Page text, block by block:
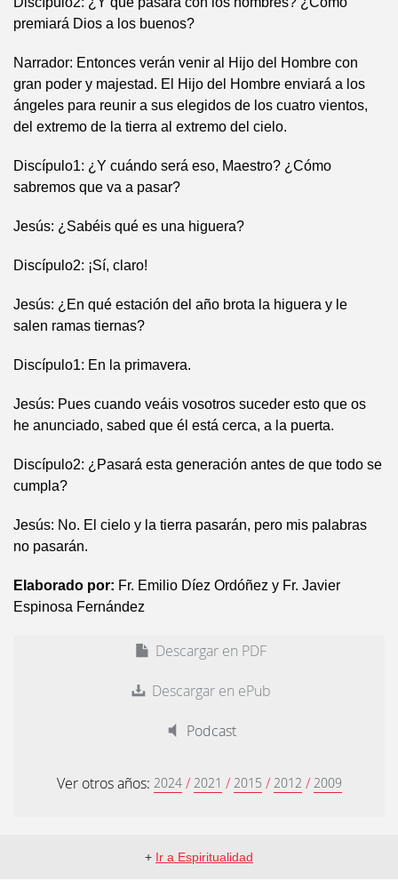
premiará Dios a los buenos?
Narrador: Entonces verán venir al Hijo del Hombre con
gran poder y majestad. El Hijo del Hombre enviará a los
ángeles para reunir a sus elegidos de los cuatro vientos,
del extremo de la tierra al extremo del cielo.
Discípulo1: ¿Y cuándo será eso, Maestro? ¿Cómo
sabremos que va a pasar?
Jesús: ¿Sabéis qué es una higuera?
Discípulo2: ¡Sí, claro!
Jesús: ¿En qué estación del año brota la higuera y le
salen ramas tiernas?
Discípulo1: En la primavera.
Jesús: Pues cuando veáis vosotros suceder esto que os
he anunciado, sabed que él está cerca, a la puerta.
Discípulo2: ¿Pasará esta generación antes de que todo se
cumpla?
Jesús: No. El cielo y la tierra pasarán, pero mis palabras
no pasarán.
Elaborado por: Fr. Emilio Díez Ordóñez y Fr. Javier
Espinosa Fernández
Descargar en PDF
Descargar en ePub
Podcast
Ver otros años: 2024 / 2021 / 2015 / 2012 / 2009
+ Ir a Espiritualidad